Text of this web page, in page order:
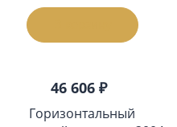
46 606 ₽
Горизонтальный